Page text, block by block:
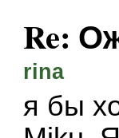
Re:
rina
я бы